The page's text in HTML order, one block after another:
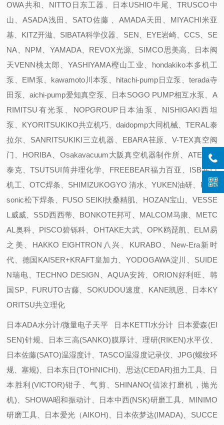
OWA共和、NITTO日东工器、日本USHIO牛尾、TRUSCO中
山、ASADA浅田、SATO佐藤 、AMADA天田、MIYACHI米亚
基、KITZ开滋、SIBATA科学仪器、SEN、EYE岩崎、CCS、SE
NA、NPM、YAMADA、REVOX光源、SIMCO思美高、日本阀
天VENN桃太郎、YASHIYAMA樫山工业、hondakiko本多机工
泵、EIM泵、kawamoto川本泵、hitachi-pump日立泵、terada寺
田泵、aichi-pump爱知真空泵、日本SOGO PUMP相互水泵、A
RIMITSU有光泵、NOPGROUP日本油泵、NISHIGAKI西坦
泵、KYORITSUKIKO共立机巧、daidopmp大同机械、TERAL泰
拉尔、SANRITSUKIKI三立机器、EBARA荏原、V-TEX真空阀
门、HORIBA、Osakavacuum大阪真空机器制作所、ATEC 爱
泰克、TSUTSUI筒井理化学、FREEBEAR福力百亚、ISB井口
机工、OTC焊条、SHIMIZUKOGYO 清水、YUKEN油研、Pana
sonic松下焊条、FUSO SEIKI扶桑精肌、HOZAN宝山、VESSE
L威威、SSD西西蒂、BONKOTE邦可、MALCOM马康、METC
AL奥科、PISCO碧铄科、OHTAKE大武、OPK鸥琵凯、ELM易
之美、HAKKO EIGHTRON八兴、KURABO、New-Era新时
代、德国KAISER+KRAFT皇加力、YODOGAWA淀川、SUIDE
N瑞电、TECHNO DESIGN、AQUA安跨、ORION好利旺、韩
国SP、FURUTO古藤、SOKUDOU速度、KANE凯恩、日本KY
ORITSU共立理化
日本ADA水分计/微量电子天平 日本KETTI水分计 日本爱森(EI
SEN)针规、日本三高(SANKO)膜厚计、理研(RIKEN)水平仪、
日本佐藤(SATO)温湿度计、TASCO温湿度记录仪、JPG(螺纹环
规、塞规)、日本东日(TOHNICHI)、思达(CEDAR)扭力工具、日
本胜利(VICTOR)钳子、气剪、SHINANO(信浓打磨机，抛光
机)、SHOWA昭和振动计、日本中西(NSK)研磨工具、MINIMO
研磨工具、日本爱光（AIKOH)、日本依梦达(IMADA)、SUCCE